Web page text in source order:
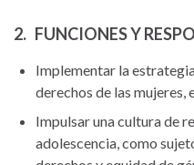
2. FUNCIONES Y
Implementar la
derechos de las
Impulsar una cultura de
adolescencia, como